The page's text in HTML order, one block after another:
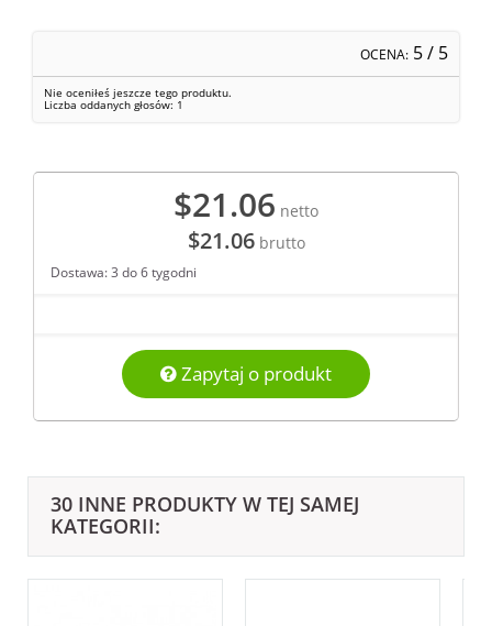
OCENA: 5/ 5
Nie oceniłeś jeszcze tego produktu.
Liczba oddanych głosów: 1
$21.06 netto
$21.06brutto
Dostawa: 3 do 6 tygodni
Zapytaj o produkt
30 INNE PRODUKTY W TEJ SAMEJ
KATEGORII: